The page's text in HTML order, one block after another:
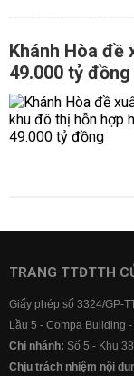
Khánh Hòa đề
49.000 tỷ đồng
TRANG TTĐTTH
Giấy phép số 3324/GP-
Lầu 5 - Compa Building
Chi nhánh: Số 5 - Khu
Chịu trách nhiệm nội